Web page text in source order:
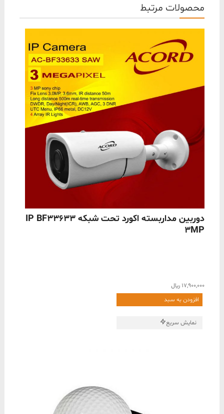
محصولات مرتبط
ناموجود
دوربین مداربسته اکورد تحت شبکه IP BF33633
3MP
17,900,000 ﷼
افزودن به سبد
نمایش سریع